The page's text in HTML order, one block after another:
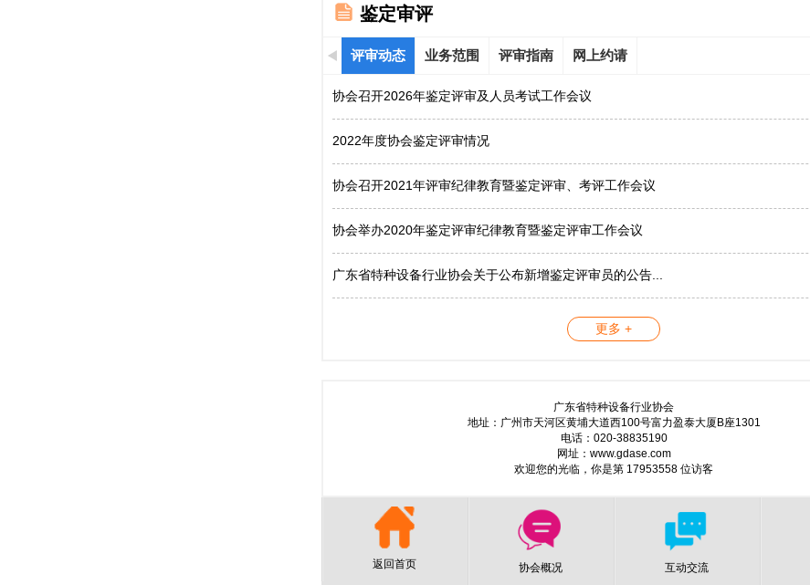
鉴定审评
评审动态 业务范围 评审指南 网上约请
协会召开2026年鉴定评审及人员考试工作会议
2022年度协会鉴定评审情况
协会召开2021年评审纪律教育暨鉴定评审、考评工作会议
协会举办2020年鉴定评审纪律教育暨鉴定评审工作会议
广东省特种设备行业协会关于公布新增鉴定评审员的公告...
更多 +
广东省特种设备行业协会
地址：广州市天河区黄埔大道西100号富力盈泰大厦B座1301
电话：020-38835190
网址：www.gdase.com
欢迎您的光临，你是第 17953558 位访客
返回首页 协会概况 互动交流